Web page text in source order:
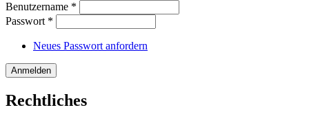
Benutzername *
Passwort *
Neues Passwort anfordern
Rechtliches